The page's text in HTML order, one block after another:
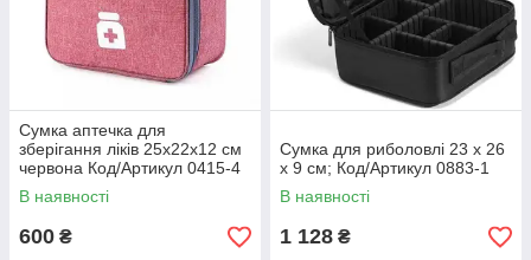
Cумка аптечка для
зберігання ліків 25x22x12 см
червона Код/Артикул 0415-4
В наявності
600 ₴
Cумка для риболовлі 23 х 26
х 9 см; Код/Артикул 0883-1
В наявності
1 128 ₴